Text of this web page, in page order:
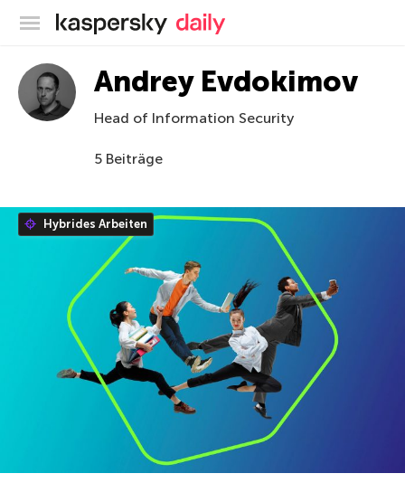
Offizieller Blog von Kaspersky
Andrey Evdokimov
Head of Information Security
5 Beiträge
Hybrides Arbeiten